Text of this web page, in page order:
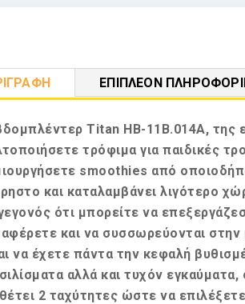
ΕΠΙΠΛΈΟΝ
Titan HB-11B.014A, της
τρόφιμα για παιδικές
smoothies από
και καταλαμβάνει λιγότερο
ότι μπορείτε να
και να συσσωρεύονται
να έχετε πάντα την κεφαλή
αλλά και τυχόν
2 ταχύτητες ώστε να